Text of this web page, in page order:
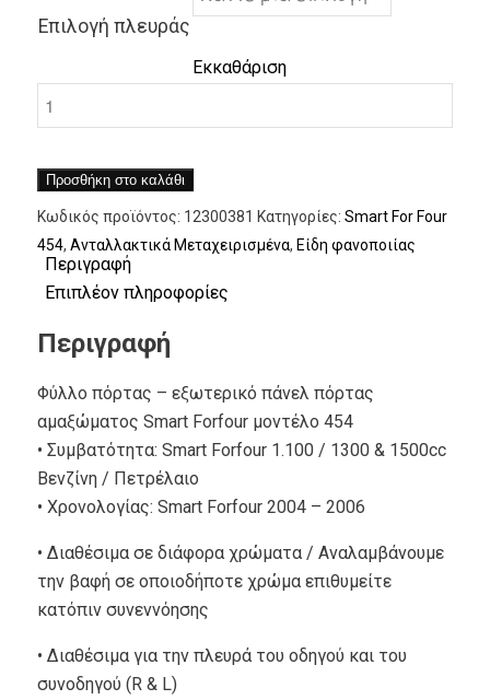
Επιλογή πλευράς
Εκκαθάριση
Προσθήκη στο καλάθι
Κωδικός προϊόντος: 12300381 Κατηγορίες: Smart For Four
454, Ανταλλακτικά Μεταχειρισμένα, Είδη φανοποιίας
Περιγραφή
Επιπλέον πληροφορίες
Περιγραφή
Φύλλο πόρτας – εξωτερικό πάνελ πόρτας
αμαξώματος Smart Forfour μοντέλο 454
• Συμβατότητα: Smart Forfour 1.100 / 1300 & 1500cc
Βενζίνη / Πετρέλαιο
• Xρονολογίας: Smart Forfour 2004 – 2006
• Διαθέσιμα σε διάφορα χρώματα / Αναλαμβάνουμε
την βαφή σε οποιοδήποτε χρώμα επιθυμείτε
κατόπιν συνεννόησης
• Διαθέσιμα για την πλευρά του οδηγού και του
συνοδηγού (R & L)